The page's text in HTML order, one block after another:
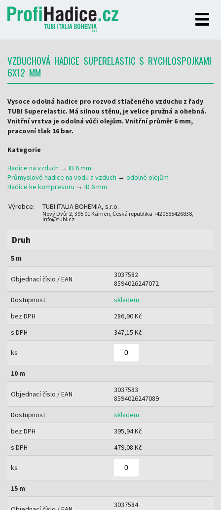
VZDUCHOVÁ HADICE SUPERELASTIC S RYCHLOSPOJKAMI
6X12 MM
Vysoce odolná hadice pro rozvod stlačeného vzduchu z řady
TUBI Superelastic. Má silnou stěnu, je velice pružná a ohebná.
Vnitřní vrstva je odolná vůči olejům. Vnitřní průměr 6 mm,
pracovní tlak 16 bar.
Kategorie
Hadice na vzduch → ID 6 mm
Průmyslové hadice na vodu a vzduch → odolné olejům
Hadice ke kompresoru → ID 6 mm
Výrobce: TUBI ITALIA BOHEMIA, s.r.o.
Nový Dvůr 2, 395 01 Kámen, Česká republika +420565426838,
info@tubi.cz
Druh
5 m
Objednací číslo / EAN
3037582
8594026247072
Dostupnost
skladem
bez DPH
286,90 Kč
s DPH
347,15 Kč
ks
10 m
Objednací číslo / EAN
3037583
8594026247089
Dostupnost
skladem
bez DPH
395,94 Kč
s DPH
479,08 Kč
ks
15 m
3037584